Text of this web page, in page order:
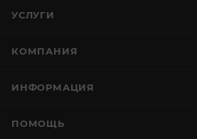
УСЛУГИ
КОМПАНИЯ
ИНФОРМАЦИЯ
ПОМОЩЬ